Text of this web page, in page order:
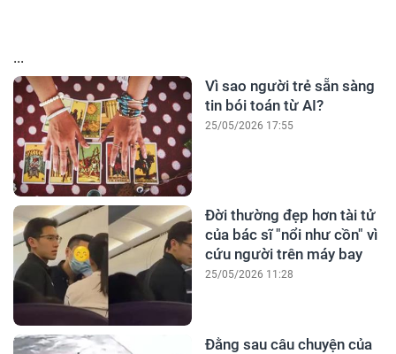
...
Vì sao người trẻ sẵn sàng
tin bói toán từ AI?
25/05/2026 17:55
Đời thường đẹp hơn tài tử
của bác sĩ "nổi như cồn" vì
cứu người trên máy bay
25/05/2026 11:28
Đằng sau câu chuyện của